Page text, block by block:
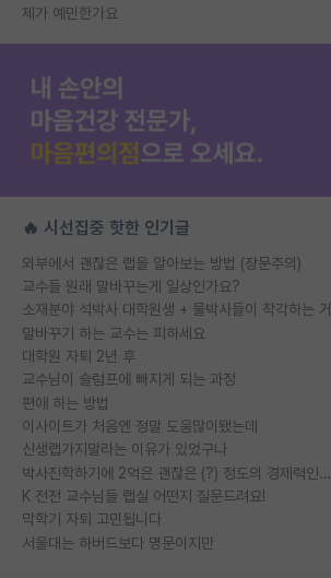
제가 예민한가요
🔥 시선집중 핫한 인기글
외부에서 괜찮은 랩을 알아보는 방법 (장문주의)
교수들 원래 말바꾸는게 일상인가요?
소재분야 석박사 대학원생 + 물박사들이 착각하는 거
말바꾸기 하는 교수는 피하세요
대학원 자퇴 2년 후
교수님이 슬럼프에 빠지게 되는 과정
편애 하는 방법
이사이트가 처음엔 정말 도움많이됐는데
신생랩가지말라는 이유가 있었구나
박사진학하기에 2억은 괜찮은 (?) 정도의 경제력인가요
K 전전 교수님들 랩실 어떤지 질문드려요!
막학기 자퇴 고민됩니다
서울대는 하버드보다 명문이지만